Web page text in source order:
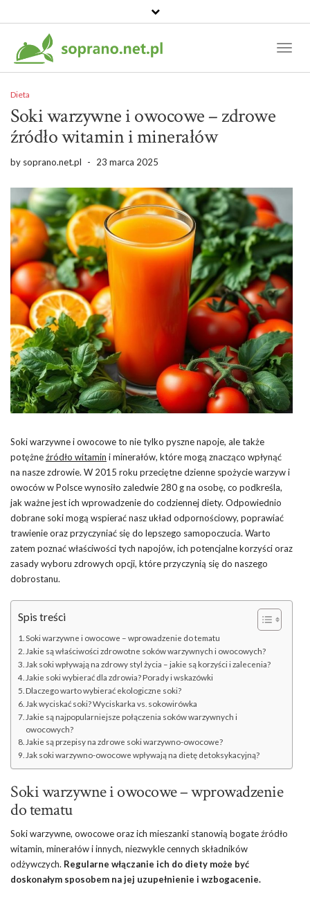
Dieta
Soki warzywne i owocowe – zdrowe
źródło witamin i minerałów
by soprano.net.pl - 23 marca 2025
Soki warzywne i owocowe to nie tylko pyszne napoje, ale także
potężneźródło witamin i minerałów, które mogą znacząco wpłynąć
na nasze zdrowie. W 2015 roku przeciętne dzienne spożycie warzyw i
owoców w Polsce wynosiło zaledwie 280 g na osobę, co podkreśla,
jak ważne jest ich wprowadzenie do codziennej diety. Odpowiednio
dobrane soki mogą wspierać nasz układ odpornościowy, poprawiać
trawienie oraz przyczyniać się do lepszego samopoczucia. Warto
zatem poznać właściwości tych napojów, ich potencjalne korzyści oraz
zasady wyboru zdrowych opcji, które przyczynią się do naszego
dobrostanu.
Spis treści
Soki warzywne i owocowe – wprowadzenie do tematu
Jakie są właściwości zdrowotne soków warzywnych i owocowych?
Jak soki wpływają na zdrowy styl życia – jakie są korzyści i zalecenia?
Jakie soki wybierać dla zdrowia? Porady i wskazówki
Dlaczego warto wybierać ekologiczne soki?
Jak wyciskać soki? Wyciskarka vs. sokowirówka
Jakie są najpopularniejsze połączenia soków warzywnych i
owocowych?
Jakie są przepisy na zdrowe soki warzywno-owocowe?
Jak soki warzywno-owocowe wpływają na dietę detoksykacyjną?
Soki warzywne i owocowe – wprowadzenie
do tematu
Soki warzywne, owocowe oraz ich mieszanki stanowią bogate źródło
witamin, minerałów i innych, niezwykle cennych składników
odżywczych. Regularne włączanie ich do diety może być
doskonałym sposobem na jej uzupełnienie i wzbogacenie.